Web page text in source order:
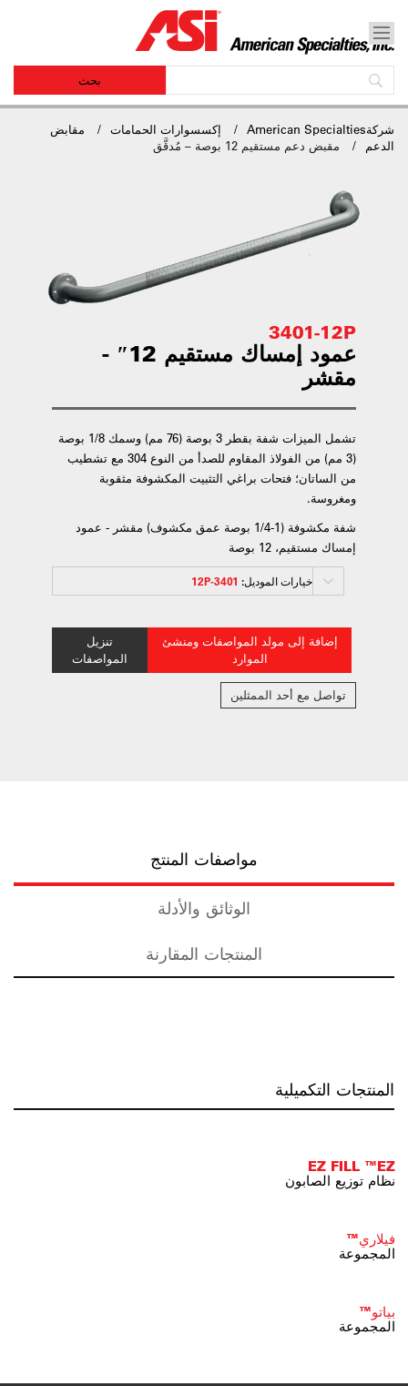
شركةAmerican Specialties إكسسوارات الحمامات
مقابض
الدعم
مقبض دعم مستقيم 12 بوصة – مُدقَّق
3401-12P
عمود إمساك مستقيم 12″ -
مقشر
تشمل الميزات شفة بقطر 3 بوصة (76 مم) وسمك 1/8 بوصة
(3 مم) من الفولاذ المقاوم للصدأ من النوع 304 مع تشطيب
من الساتان؛ فتحات براغي التثبيت المكشوفة مثقوبة
ومغروسة.
شفة مكشوفة (1-1/4 بوصة عمق مكشوف) مقشر - عمود
إمساك مستقيم، 12 بوصة
خيارات الموديل: 3401-12P
إضافة إلى مولد المواصفات ومنشئ
الموارد
تنزيل
المواصفات
تواصل مع أحد الممثلين
مواصفات المنتج
الوثائق والأدلة
المنتجات المقارنة
المنتجات التكميلية
EZ FILL ™EZ
نظام توزيع الصابون
فيلاري™
المجموعة
بياتو™
المجموعة